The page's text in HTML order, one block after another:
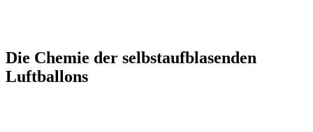
Die Chemie der selbstaufblasenden
Luftballons